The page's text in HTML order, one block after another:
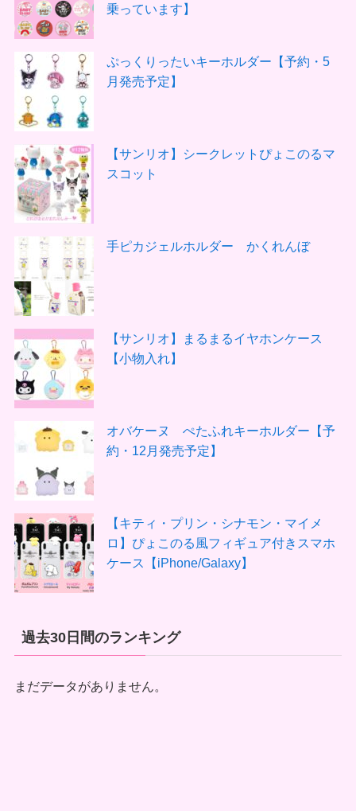
乗っています】
ぷっくりったいキーホルダー【予約・5
月発売予定】
【サンリオ】シークレットぴょこのるマ
スコット
手ピカジェルホルダー かくれんぼ
【サンリオ】まるまるイヤホンケース
【小物入れ】
オバケーヌ ぺたふれキーホルダー【予
約・12月発売予定】
【キティ・プリン・シナモン・マイメ
ロ】ぴょこのる風フィギュア付きスマホ
ケース【iPhone/Galaxy】
過去30日間のランキング
まだデータがありません。